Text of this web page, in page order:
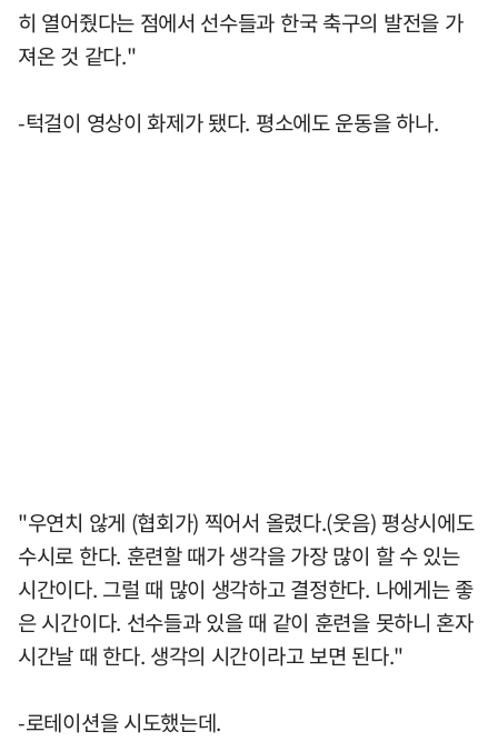
히 열어줬다는 점에서 선수들과 한국 축구의 발전을 가
져온 것 같다."
-턱걸이 영상이 화제가 됐다. 평소에도 운동을 하나.
"우연치 않게 (협회가) 찍어서 올렸다.(웃음) 평상시에도
수시로 한다. 훈련할 때가 생각을 가장 많이 할 수 있는
시간이다. 그럴 때 많이 생각하고 결정한다. 나에게는 좋
은 시간이다. 선수들과 있을 때 같이 훈련을 못하니 혼자
시간날 때 한다. 생각의 시간이라고 보면 된다."
-로테이션을 시도했는데.